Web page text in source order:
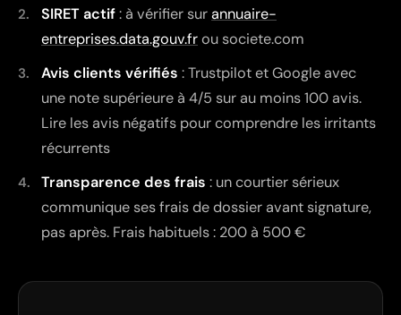
SIRET actif: à vérifier surannuaire-
entreprises.data.gouv.frou societe.com
Avis clients vérifiés : Trustpilot et Google avec
une note supérieure à 4/5 sur au moins 100 avis.
Lire les avis négatifs pour comprendre les irritants
récurrents
Transparence des frais : un courtier sérieux
communique ses frais de dossieravant signature,
pas après. Frais habituels : 200 à 500 €